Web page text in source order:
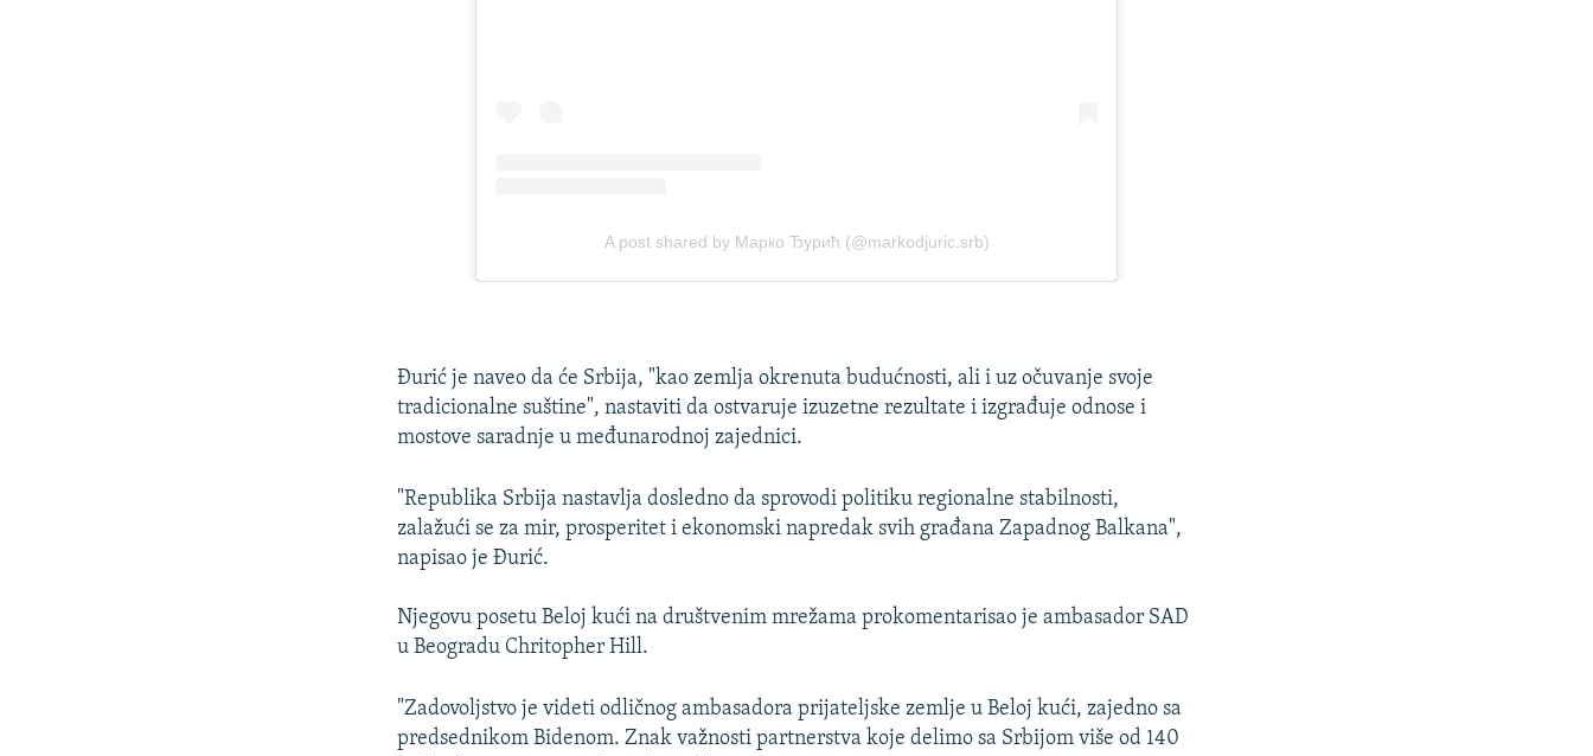
Đurić je naveo da će Srbija, "kao zemlja okrenuta budućnosti, ali i uz očuvanje svoje
tradicionalne suštine", nastaviti da ostvaruje izuzetne rezultate i izgrađuje odnose i
mostove saradnje u međunarodnoj zajednici.
"Republika Srbija nastavlja dosledno da sprovodi politiku regionalne stabilnosti,
zalažući se za mir, prosperitet i ekonomski napredak svih građana Zapadnog Balkana",
napisao je Đurić.
Njegovu posetu Beloj kući na društvenim mrežama prokomentarisao je ambasador SAD
u Beogradu Chritopher Hill.
"Zadovoljstvo je videti odličnog ambasadora prijateljske zemlje u Beloj kući, zajedno sa
predsednikom Bidenom. Znak važnosti partnerstva koje delimo sa Srbijom više od 140